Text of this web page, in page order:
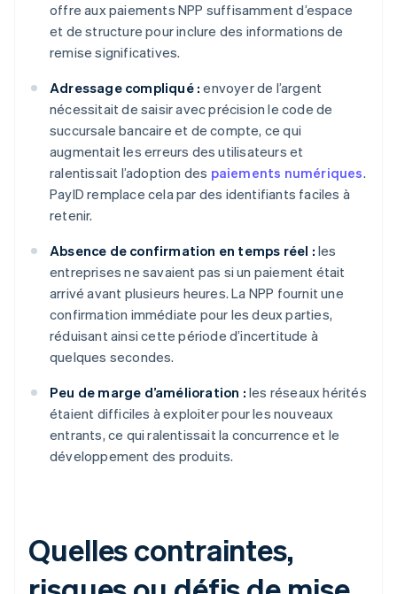
offre aux paiements NPP suffisamment d’espace
et de structure pour inclure des informations de
remise significatives.
Adressage compliqué : envoyer de l’argent
nécessitait de saisir avec précision le code de
succursale bancaire et de compte, ce qui
augmentait les erreurs des utilisateurs et
ralentissait l’adoption des paiements numériques.
PayID remplace cela par des identifiants faciles à
retenir.
Absence de confirmation en temps réel : les
entreprises ne savaient pas si un paiement était
arrivé avant plusieurs heures. La NPP fournit une
confirmation immédiate pour les deux parties,
réduisant ainsi cette période d’incertitude à
quelques secondes.
Peu de marge d’amélioration : les réseaux hérités
étaient difficiles à exploiter pour les nouveaux
entrants, ce qui ralentissait la concurrence et le
développement des produits.
Quelles contraintes,